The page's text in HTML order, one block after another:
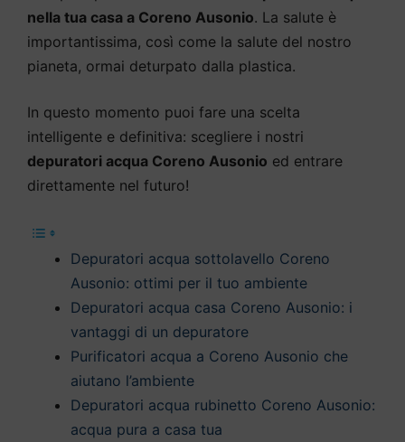
nella tua casa a Coreno Ausonio. La salute è
importantissima, così come la salute del nostro
pianeta, ormai deturpato dalla plastica.
In questo momento puoi fare una scelta
intelligente e definitiva: scegliere i nostri
depuratori acqua Coreno Ausonio ed entrare
direttamente nel futuro!
Depuratori acqua sottolavello Coreno
Ausonio: ottimi per il tuo ambiente
Depuratori acqua casa Coreno Ausonio: i
vantaggi di un depuratore
Purificatori acqua a Coreno Ausonio che
aiutano l’ambiente
Depuratori acqua rubinetto Coreno Ausonio:
acqua pura a casa tua